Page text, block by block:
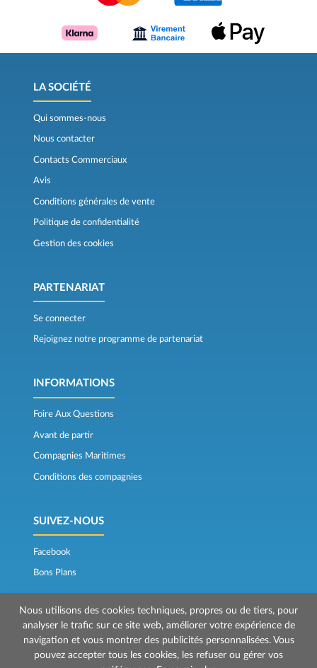
LA SOCIÉTÉ
Qui sommes-nous
Nous contacter
Contacts Commerciaux
Avis
Conditions générales de vente
Politique de confidentialité
Gestion des cookies
PARTENARIAT
Se connecter
Rejoignez notre programme de partenariat
INFORMATIONS
Foire Aux Questions
Avant de partir
Compagnies Maritimes
Conditions des compagnies
SUIVEZ-NOUS
Facebook
Bons Plans
Nous utilisons des cookies techniques, propres ou de tiers, pour
analyser le trafic sur ce site web, améliorer votre expérience de
navigation et vous montrer des publicités personnalisées. Vous
pouvez accepter tous les cookies, les refuser ou gérer vos